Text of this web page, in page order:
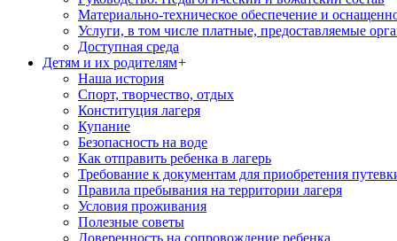
Материально-техническое обеспечение и
Услуги, в том числе платные, предоставляемые
Доступная среда
Детям и их родителям+
Наша история
Спорт, творчество, отдых
Конституция лагеря
Купание
Безопасность на воде
Как отправить ребенка в лагерь
Требование к документам для приобретения
Правила пребывания на территории лагеря
Условия проживания
Полезные советы
Доверенность на сопровождение ребенка